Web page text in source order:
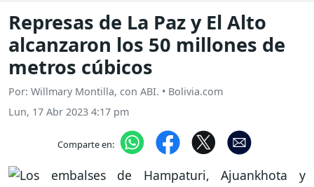
Represas de La Paz y El Alto
alcanzaron los 50 millones de
metros cúbicos
Por: Willmary Montilla, con ABI. • Bolivia.com
Lun, 17 Abr 2023 4:17 pm
Comparte en: